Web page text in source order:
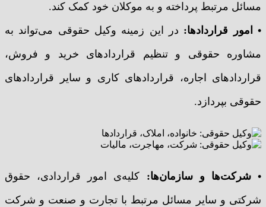
مسائل مرتبط پرداخته و به موکلان خود کمک کند.
• امور قراردادها: در این زمینه وکیل حقوقی می‌تواند به
مشاوره حقوقی و تنظیم قراردادهای خرید و فروش،
قراردادهای اجاره، قراردادهای کاری و سایر قراردادهای
حقوقی بپردازد.
• شرکت‌ها و سازمان‌ها: کلیه‌ی امور قراردادی، حقوق
شرکتی و سایر مسائل مرتبط با تجارت و صنعت و شرکت